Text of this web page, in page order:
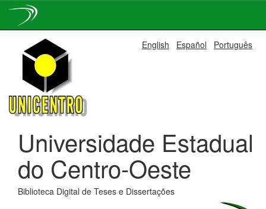
navigation
English Español Português
Universidade Estadual
do Centro-Oeste
Biblioteca Digital de Teses e Dissertações